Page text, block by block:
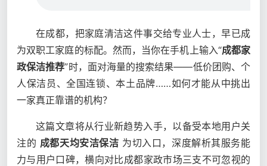
在成都，把家庭清洁这件事交给专业人士，早已成
为双职工家庭的标配。然而，当你在手机上输入“成都家
政保洁推荐”时，面对海量的搜索结果——低价团购、个
人保洁员、全国连锁、本土品牌……如何才能从中挑出
一家真正靠谱的机构？
这篇文章将从行业新趋势入手，以备受本地用户关
注的 成都天均安洁保洁 为切入口，深度解析其服务能
力与用户口碑，横向对比成都家政市场三支不可忽视的